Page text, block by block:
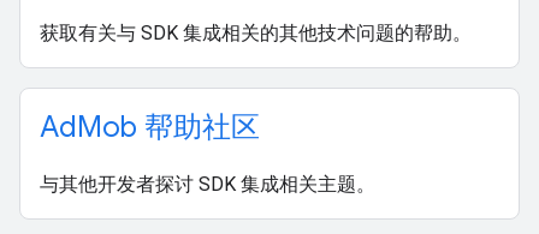
获取有关与 SDK 集成相关的其他技术问题的帮助。
AdMob 帮助社区
与其他开发者探讨 SDK 集成相关主题。